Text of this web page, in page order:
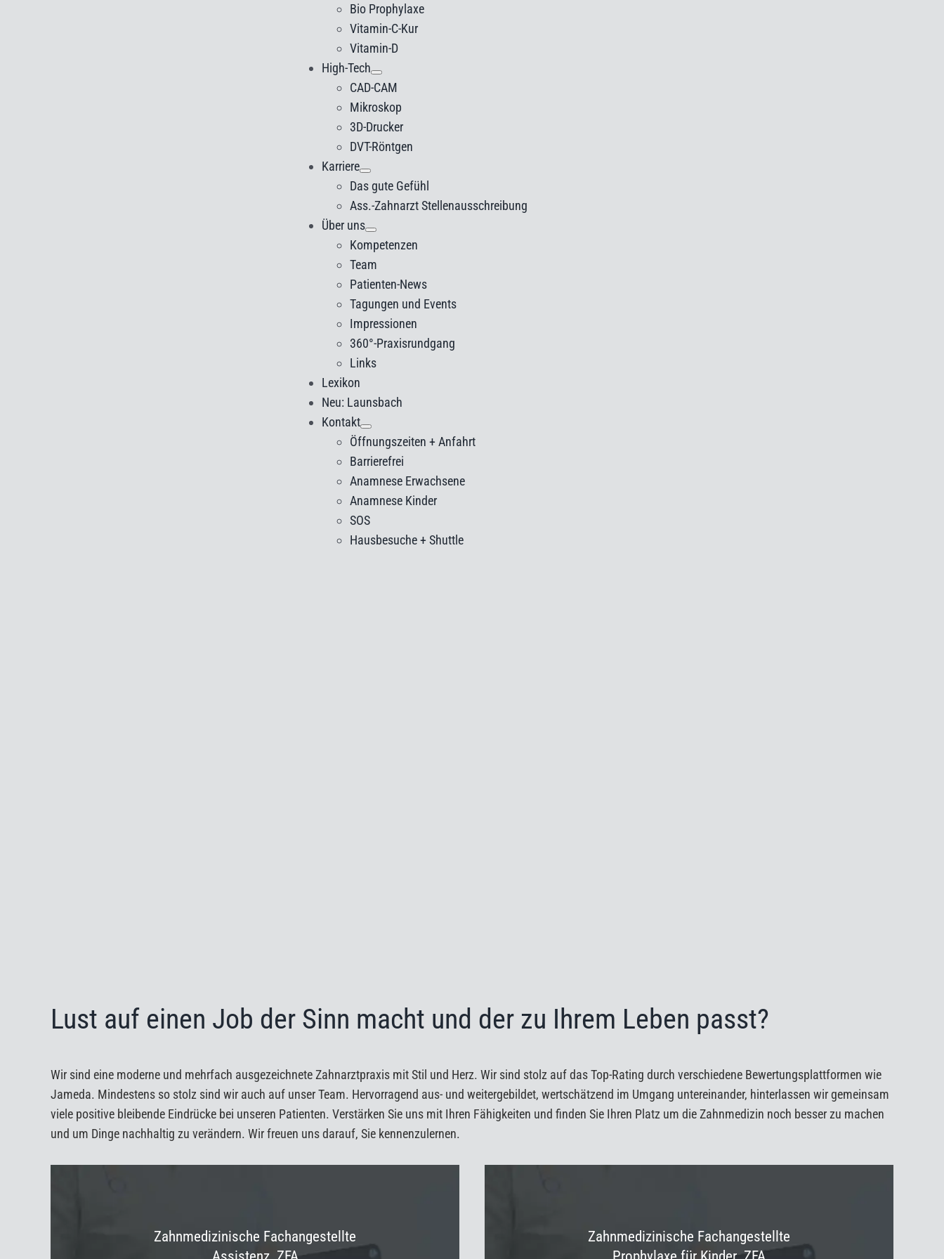
Bio Prophylaxe
Vitamin-C-Kur
Vitamin-D
High-Tech
CAD-CAM
Mikroskop
3D-Drucker
DVT-Röntgen
Karriere
Das gute Gefühl
Ass.-Zahnarzt Stellenausschreibung
Über uns
Kompetenzen
Team
Patienten-News
Tagungen und Events
Impressionen
360°-Praxisrundgang
Links
Lexikon
Neu: Launsbach
Kontakt
Öffnungszeiten + Anfahrt
Barrierefrei
Anamnese Erwachsene
Anamnese Kinder
SOS
Hausbesuche + Shuttle
Lust auf einen Job der Sinn macht und der zu Ihrem Leben passt?
Wir sind eine moderne und mehrfach ausgezeichnete Zahnarztpraxis mit Stil und Herz. Wir sind stolz auf das Top-Rating durch verschiedene Bewertungsplattformen wie
Jameda. Mindestens so stolz sind wir auch auf unser Team. Hervorragend aus- und weitergebildet, wertschätzend im Umgang untereinander, hinterlassen wir gemeinsam
viele positive bleibende Eindrücke bei unseren Patienten. Verstärken Sie uns mit Ihren Fähigkeiten und finden Sie Ihren Platz um die Zahnmedizin noch besser zu machen
und um Dinge nachhaltig zu verändern. Wir freuen uns darauf, Sie kennenzulernen.
Zahnmedizinische Fachangestellte
Zahnmedizinische Fachangestellte